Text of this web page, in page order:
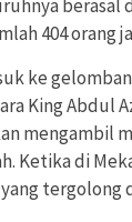
berasal
404 orang
ke
King Abdul
mengambil
Ketika di
tergolong